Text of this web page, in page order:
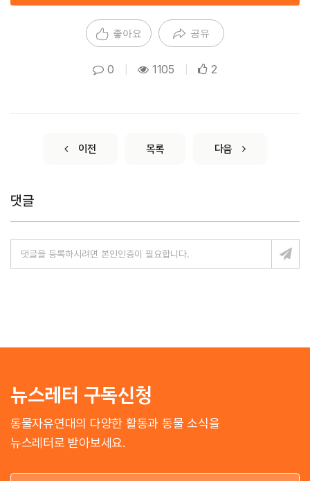
좋아요 공유
0 1105 2
이전 목록 다음
댓글
뉴스레터 구독신청
동물자유연대의 다양한 활동과 동물 소식을
뉴스레터로 받아보세요.